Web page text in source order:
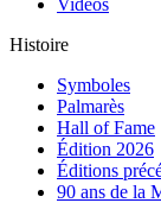
Vidéos
Histoire
Symboles
Palmarès
Hall of Fame
Édition 2026
Éditions
90 ans de la